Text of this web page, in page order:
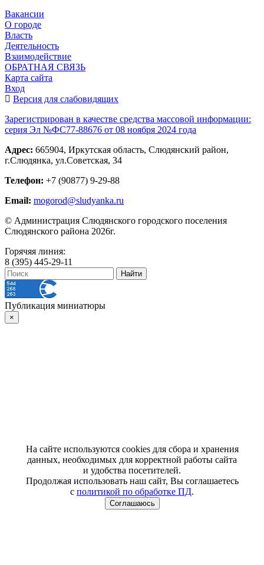
Вакансии
О городе
Власть
Деятельность
Взаимодействие
ОБРАТНАЯ СВЯЗЬ
Карта сайта
Вход
Версия для слабовидящих
Зарегистрирован в качестве средства массовой информации:
серия Эл №ФС77-88676 от 08 ноября 2024 года
Адрес: 665904, Иркутская область, Слюдянский район,
г.Слюдянка, ул.Советская, 34
Телефон: +7 (90877) 9-29-88
Email: mogorod@sludyanka.ru
© Администрация Слюдянского городского поселения
Слюдянского района 2026г.
Горячяя линия:
8 (395) 445-29-11
Публикация миниатюры
×
На сайте используются cookies для сбора и хранения
данных, необходимых для корректной работы сайта
и удобства посетителей.
Продолжая использовать наш сайт, Вы соглашаетесь
с политикой по обработке ПД.
Соглашаюсь